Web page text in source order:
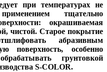
при температурах не
тщательно
окрашиваемая
чистой. Старое покрытие
абразивным
поверхность, особенно
грунтовкой
S-COLOR.